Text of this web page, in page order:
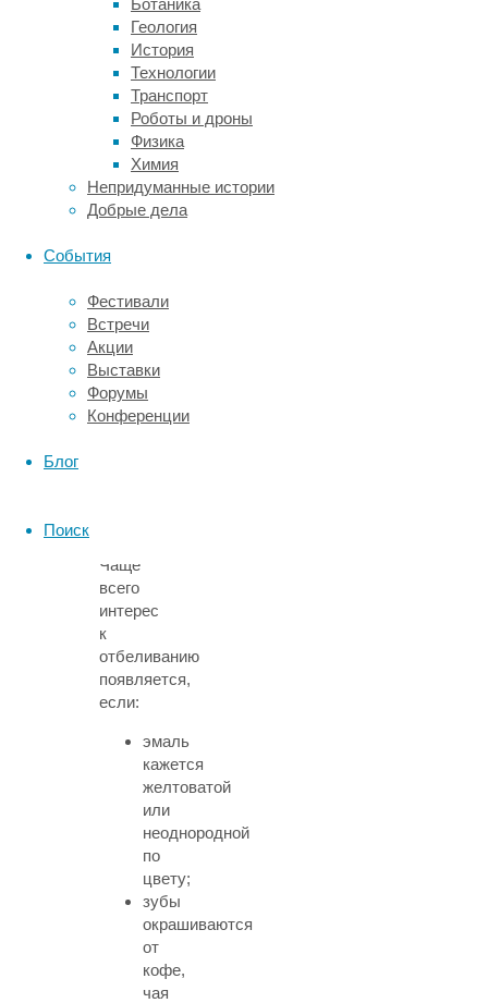
Ботаника
Геология
История
Технологии
Транспорт
Роботы и дроны
Физика
Химия
Непридуманные истории
Добрые дела
События
Фестивали
Встречи
Акции
Выставки
Форумы
Конференции
Блог
Поиск
еще
чище,
светлее
гармоничнее.
Особенно
если
пациент
много
работает
людьми,
часто
фотографируется
или
просто
давно
Чаще
всего
интерес
к
отбеливанию
появляется,
если:
эмаль
кажется
желтоватой
или
неоднородной
по
цвету;
зубы
окрашиваются
от
кофе,
чая